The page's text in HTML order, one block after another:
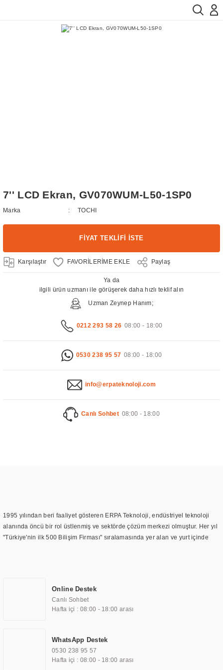
7'' LCD Ekran, GV070WUM-L50-1SP0
Marka TOCHI
FİYAT TEKLİFİ İSTE
Karşılaştır Paylaş
Ya da
ilgili ürün uzmanı ile görüşerek daha hızlı teklif alın
Uzman Zeynep Hanım;
0212 293 58 26 08:00 - 18:00
0530 238 95 57 08:00 - 18:00
info@erpateknoloji.com
Canlı Sohbet 08:00 - 18:00
1995 yılından beri faaliyet gösteren ERPA Teknoloji, endüstriyel teknoloji
alanında öncü bir rol üstlenmiş ve sektörde çözüm merkezi olmuştur. Her yıl
"Türkiye'nin ilk 500 Bilişim Firması" sıralamasında yer alan ve yurt içinde
TOCHI markası altında kendi ürettiği ürünlerde kullanmıştır. Günümüzde
TOCHI; videowall, digital signage, kiosk, totem, akıllı durak ekranı, araç içi
ekran, asansör ekranı, digital menüboard, marin ekran, medikal ekran,
ekranları, endüstriyel ekranlar, kapı önü bilgi ekranları, panel PC,
endüstriyel Panel PC, mini PC, endüstriyel mini PC ve akıllı bina sistemleri
gibi çözümleri 4.5" ile 110” boyutları arasında üretebilirken, ayrıca standart
Online Destek
Canlı Sohbet
Hafta içi : 08:00 - 18:00 arası
WhatsApp Destek
0530 238 95 57
Hafta içi : 08:00 - 18:00 arası